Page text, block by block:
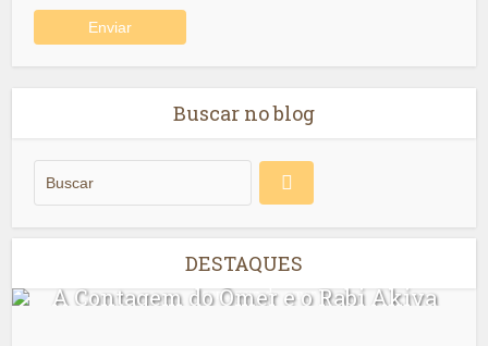
Buscar no blog
DESTAQUES
A Contagem do Ômer e o Rabi Akiva